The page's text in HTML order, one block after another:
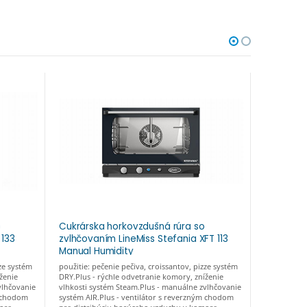
systém
Cukrárska horkovzdušná rúra so
zvlhčovaním LineMiss Stefania XFT 113
Manual Humidity
použitie: pečenie pečiva, croissantov, pizze systém
DRY.Plus - rýchle odvetranie komory, zníženie
vlhkosti systém Steam.Plus - manuálne zvlhčovanie
systém AIR.Plus - ventilátor s reverzným chodom